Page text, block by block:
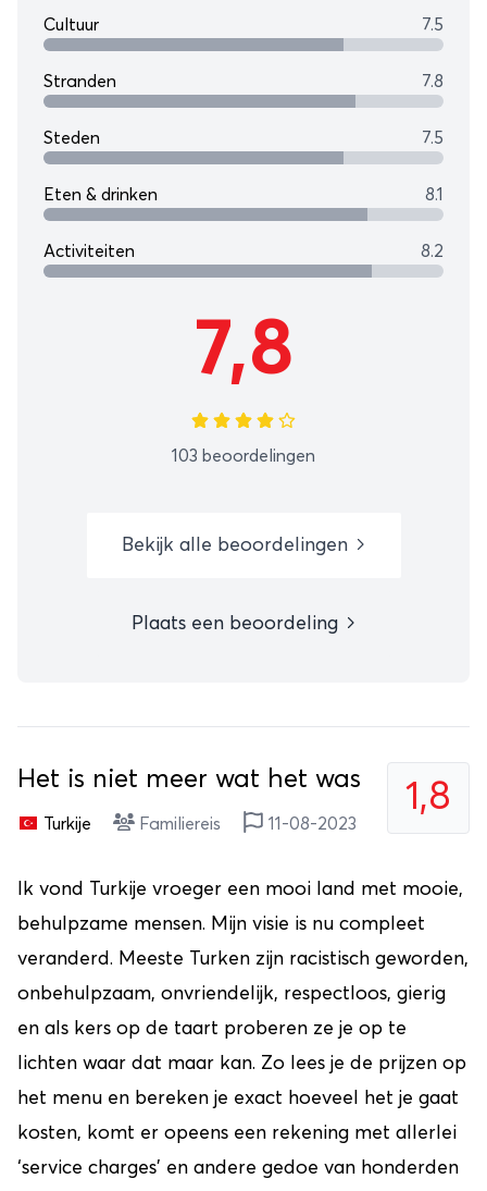
Cultuur 7.5
Stranden 7.8
Steden 7.5
Eten & drinken 8.1
Activiteiten 8.2
7,8
103 beoordelingen
Bekijk alle beoordelingen
Plaats een beoordeling
1,8
Het is niet meer wat het was
Turkije Familiereis 11-08-2023
Ik vond Turkije vroeger een mooi land met mooie,
behulpzame mensen. Mijn visie is nu compleet
veranderd. Meeste Turken zijn racistisch geworden,
onbehulpzaam, onvriendelijk, respectloos, gierig
en als kers op de taart proberen ze je op te
lichten waar dat maar kan. Zo lees je de prijzen op
het menu en bereken je exact hoeveel het je gaat
kosten, komt er opeens een rekening met allerlei
‘service charges’ en andere gedoe van honderden